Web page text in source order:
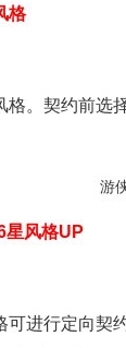
格
。契约前
星风格UP
进行定向